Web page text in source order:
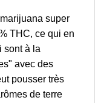
super
THC, ce qui en
sont à la
avec des
pousser très
de terre